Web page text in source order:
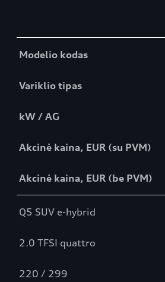
Modelio kodas
Variklio tipas
kW / AG
Akcinė kaina, EUR (su PVM)
Akcinė kaina, EUR (be PVM)
Q5 SUV e-hybrid
2.0 TFSI quattro
220 / 299